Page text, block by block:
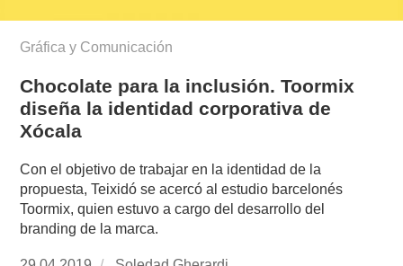
Gráfica y Comunicación
Chocolate para la inclusión. Toormix
diseña la identidad corporativa de
Xócala
Con el objetivo de trabajar en la identidad de la
propuesta, Teixidó se acercó al estudio barcelonés
Toormix, quien estuvo a cargo del desarrollo del
branding de la marca.